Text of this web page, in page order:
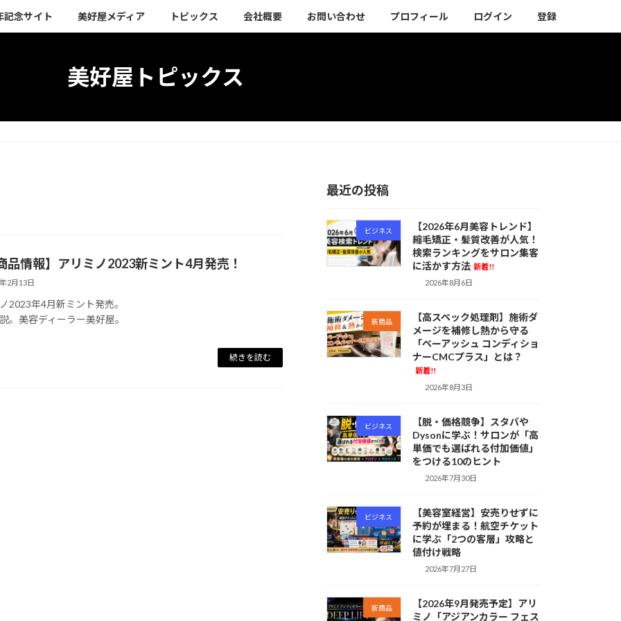
記念サイト 美好屋メディア トピックス 会社概要 お問い合わせ プロフィール ログイン 登録
美好屋トピックス
品情報】アリミノ2023新ミント4月発売！
2月13日
2023年4月新ミント発売。
。美容ディーラー美好屋。
続きを読む
最近の投稿
ビジネス
【2026年6月美容トレンド】
縮毛矯正・髪質改善が人気！
検索ランキングをサロン集客
に活かす方法 新着!!
2026年8月6日
新商品
【高スペック処理剤】施術ダ
メージを補修し熱から守る
「ペーアッシュ コンディショ
ナーCMCプラス」とは？
新着!!
2026年8月3日
ビジネス
【脱・価格競争】スタバや
Dysonに学ぶ！サロンが「高
単価でも選ばれる付加価値」
をつける10のヒント
2026年7月30日
ビジネス
【美容室経営】安売りせずに
予約が埋まる！航空チケット
に学ぶ「2つの客層」攻略と
値付け戦略
2026年7月27日
新商品
【2026年9月発売予定】アリ
ミノ「アジアンカラー フェス